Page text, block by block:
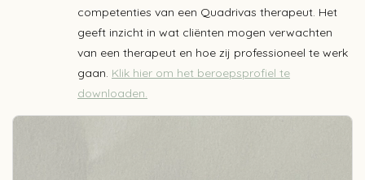
competenties van een Quadrivas therapeut. Het
geeft inzicht in wat cliënten mogen verwachten
van een therapeut en hoe zij professioneel te werk
gaan. Klik hier om het beroepsprofiel te
downloaden.